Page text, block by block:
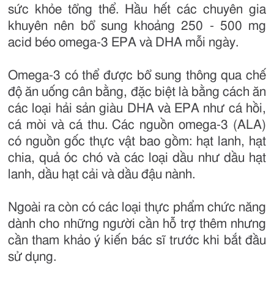
sức khỏe tổng thể. Hầu hết các chuyên gia
khuyên nên bổ sung khoảng 250 - 500 mg
acid béo omega-3 EPA và DHA mỗi ngày.
Omega-3 có thể được bổ sung thông qua chế
độ ăn uống cân bằng, đặc biệt là bằng cách ăn
các loại hải sản giàu DHA và EPA như cá hồi,
cá mòi và cá thu. Các nguồn omega-3 (ALA)
có nguồn gốc thực vật bao gồm: hạt lanh, hạt
chia, quả óc chó và các loại dầu như dầu hạt
lanh, dầu hạt cải và dầu đậu nành.
Ngoài ra còn có các loại thực phẩm chức năng
dành cho những người cần hỗ trợ thêm nhưng
cần tham khảo ý kiến bác sĩ trước khi bắt đầu
sử dụng.